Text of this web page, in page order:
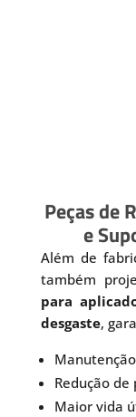
Peças de
e
Além de
também
para
desgaste,
Redução
Maior vida